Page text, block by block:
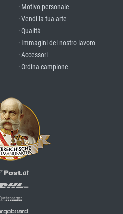
· Motivo personale
· Vendi la tua arte
· Qualità
· Immagini del nostro lavoro
· Accessori
· Ordina campione